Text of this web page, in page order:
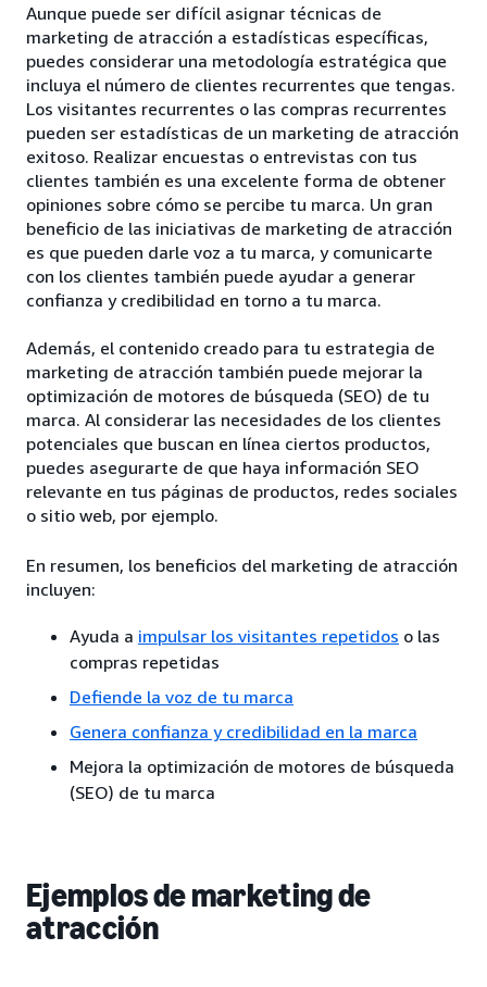
Aunque puede ser difícil asignar técnicas de
marketing de atracción a estadísticas específicas,
puedes considerar una metodología estratégica que
incluya el número de clientes recurrentes que tengas.
Los visitantes recurrentes o las compras recurrentes
pueden ser estadísticas de un marketing de atracción
exitoso. Realizar encuestas o entrevistas con tus
clientes también es una excelente forma de obtener
opiniones sobre cómo se percibe tu marca. Un gran
beneficio de las iniciativas de marketing de atracción
es que pueden darle voz a tu marca, y comunicarte
con los clientes también puede ayudar a generar
confianza y credibilidad en torno a tu marca.
Además, el contenido creado para tu estrategia de
marketing de atracción también puede mejorar la
optimización de motores de búsqueda (SEO) de tu
marca. Al considerar las necesidades de los clientes
potenciales que buscan en línea ciertos productos,
puedes asegurarte de que haya información SEO
relevante en tus páginas de productos, redes sociales
o sitio web, por ejemplo.
En resumen, los beneficios del marketing de atracción
incluyen:
Ayuda a impulsar los visitantes repetidos o las
compras repetidas
Defiende la voz de tu marca
Genera confianza y credibilidad en la marca
Mejora la optimización de motores de búsqueda
(SEO) de tu marca
Ejemplos de marketing de
atracción